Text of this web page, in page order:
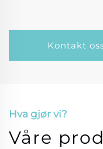
Kontakt
Hva gjør vi?
Våre